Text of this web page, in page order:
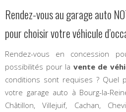
Rendez-vous au garage auto
pour choisir votre véhicule
Rendez-vous en concession
possibilités pour la vente de
conditions sont requises ? Quel
votre garage auto à Bourg-la-
Châtillon, Villejuif, Cachan,